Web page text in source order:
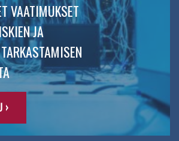
VAATIMUKSET
JA
›